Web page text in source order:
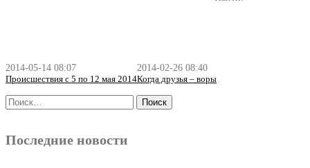
2014-05-14 08:07
Происшествия с 5 по 12 мая 2014
2014-02-26 08:40
Когда друзья – воры
Последние новости